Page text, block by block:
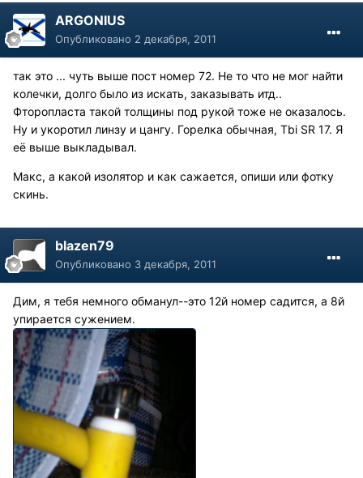
ARGONIUS
Опубликовано 2 декабря, 2011
так это ... чуть выше пост номер 72. Не то что не мог найти
колечки, долго было из искать, заказывать итд..
Фторопласта такой толщины под рукой тоже не оказалось.
Ну и укоротил линзу и цангу. Горелка обычная, Tbi SR 17. Я
её выше выкладывал.
Макс, а какой изолятор и как сажается, опиши или фотку
скинь.
blazen79
Опубликовано 3 декабря, 2011
Дим, я тебя немного обманул--это 12й номер садится, а 8й
упирается сужением.